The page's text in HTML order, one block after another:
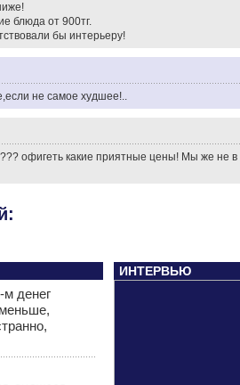
блюда от 900тг.
бы интерьеру!
не самое худшее!..
офигеть какие приятные цены! Мы же не в
денег
ИНТЕРВЬЮ